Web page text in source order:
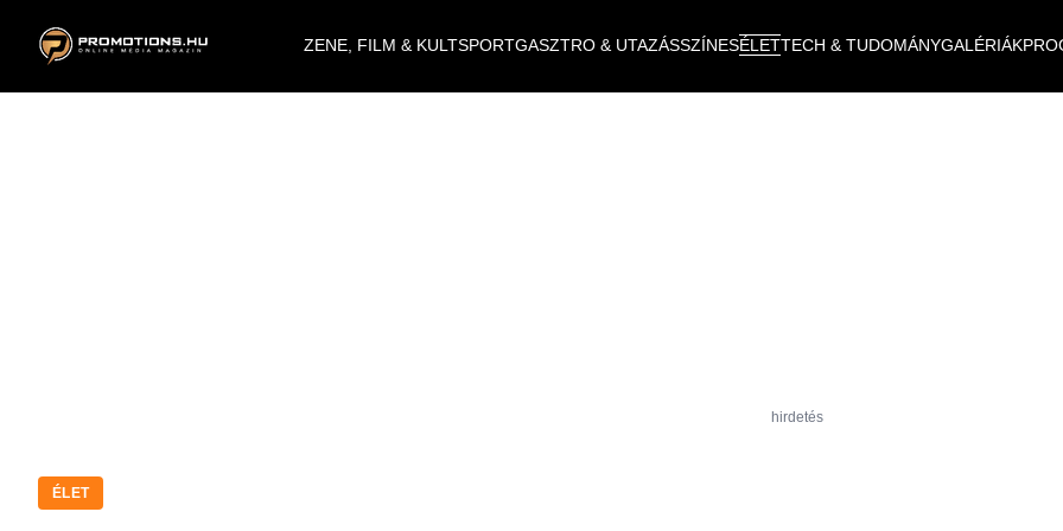
ZENE, FILM & KULTSPORTGASZTRO & UTAZÁSSZÍNESÉLETTECH & TUDOMÁNYGALÉRIÁK
hirdetés
ÉLET